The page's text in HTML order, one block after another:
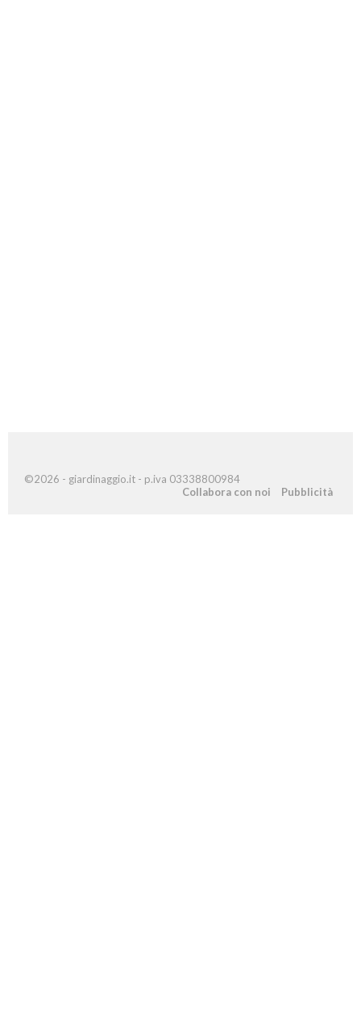
©2026 - giardinaggio.it - p.iva 03338800984
Collabora con noi
Pubblicità